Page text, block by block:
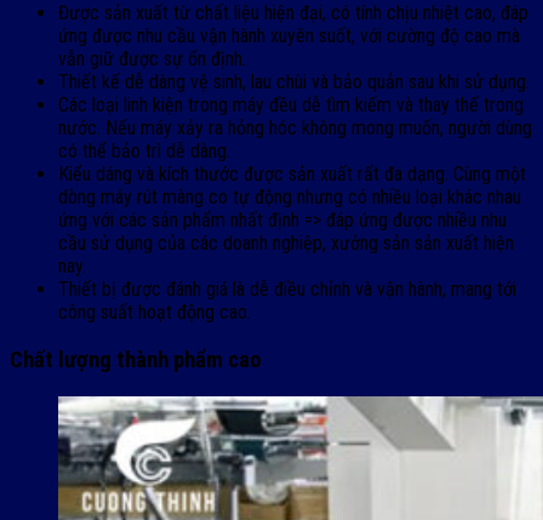
Được sản xuất từ chất liệu hiện đại, có tính chịu nhiệt cao, đáp
ứng được nhu cầu vận hành xuyên suốt, với cường độ cao mà
vẫn giữ được sự ổn định.
Thiết kế dễ dàng vệ sinh, lau chùi và bảo quản sau khi sử dụng.
Các loại linh kiện trong máy đều dễ tìm kiếm và thay thế trong
nước. Nếu máy xảy ra hỏng hóc không mong muốn, người dùng
có thể bảo trì dễ dàng.
Kiểu dáng và kích thước được sản xuất rất đa dạng. Cùng một
dòng máy rút màng co tự động nhưng có nhiều loại khác nhau
ứng với các sản phẩm nhất định => đáp ứng được nhiều nhu
cầu sử dụng của các doanh nghiệp, xưởng sản sản xuất hiện
nay.
Thiết bị được đánh giá là dễ điều chỉnh và vận hành, mang tới
công suất hoạt động cao.
Chất lượng thành phẩm cao